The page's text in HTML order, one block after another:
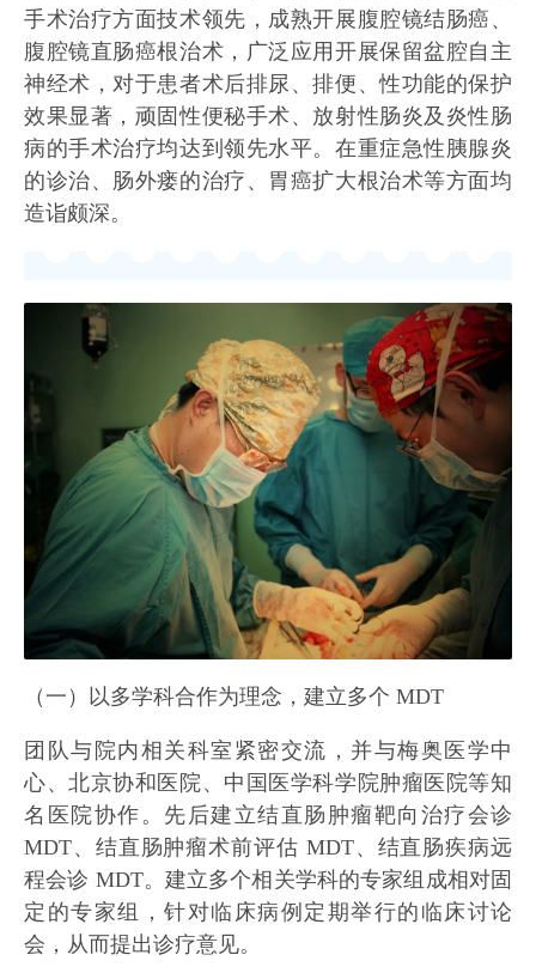
手术治疗方面技术领先，成熟开展腹腔镜结肠癌、
腹腔镜直肠癌根治术，广泛应用开展保留盆腔自主
神经术，对于患者术后排尿、排便、性功能的保护
效果显著，顽固性便秘手术、放射性肠炎及炎性肠
病的手术治疗均达到领先水平。在重症急性胰腺炎
的诊治、肠外瘘的治疗、胃癌扩大根治术等方面均
造诣颇深。
（一）以多学科合作为理念，建立多个 MDT
团队与院内相关科室紧密交流，并与梅奥医学中
心、北京协和医院、中国医学科学院肿瘤医院等知
名医院协作。先后建立结直肠肿瘤靶向治疗会诊
MDT、结直肠肿瘤术前评估 MDT、结直肠疾病远
程会诊 MDT。建立多个相关学科的专家组成相对固
定的专家组，针对临床病例定期举行的临床讨论
会，从而提出诊疗意见。